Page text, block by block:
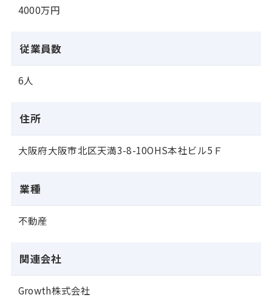
4000万円
従業員数
6人
住所
大阪府大阪市北区天満3-8-10OHS本社ビル5Ｆ
業種
不動産
関連会社
Growth株式会社